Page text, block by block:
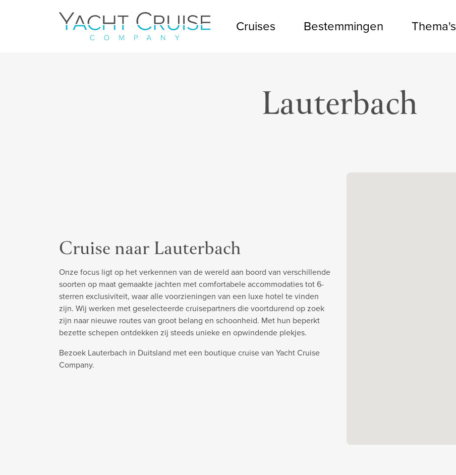
Navigation Cruises Bestemmingen Thema's
Lauterbach
Cruise naar Lauterbach
Onze focus ligt op het verkennen van de wereld aan boord van verschillende
soorten op maat gemaakte jachten met comfortabele accommodaties tot 6-
sterren exclusiviteit, waar alle voorzieningen van een luxe hotel te vinden
zijn. Wij werken met geselecteerde cruisepartners die voortdurend op zoek
zijn naar nieuwe routes van groot belang en schoonheid. Met hun beperkt
bezette schepen ontdekken zij steeds unieke en opwindende plekjes.
Bezoek Lauterbach in Duitsland met een boutique cruise van Yacht Cruise
Company.